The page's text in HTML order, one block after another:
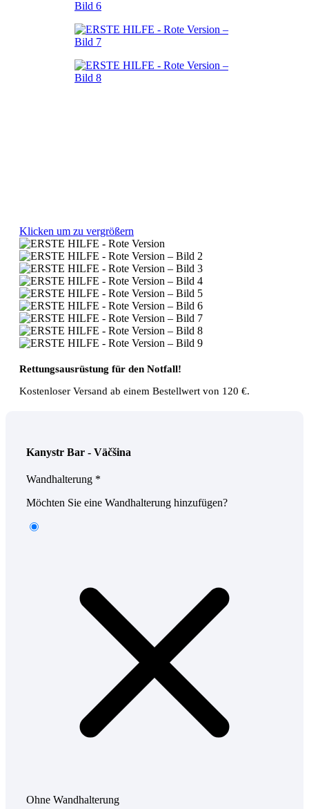
Klicken um zu vergrößern
Rettungsausrüstung für den Notfall!
Kostenloser Versand ab einem Bestellwert von 120 €.
Kanystr Bar - Väčšina
Wandhalterung *
Möchten Sie eine Wandhalterung hinzufügen?
Ohne Wandhalterung